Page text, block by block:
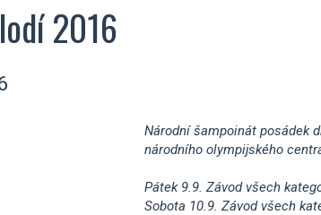
2016
Národní šampoinát posádek
národního olympijského
Pátek 9.9. Závod všech
Sobota 10.9. Závod všech